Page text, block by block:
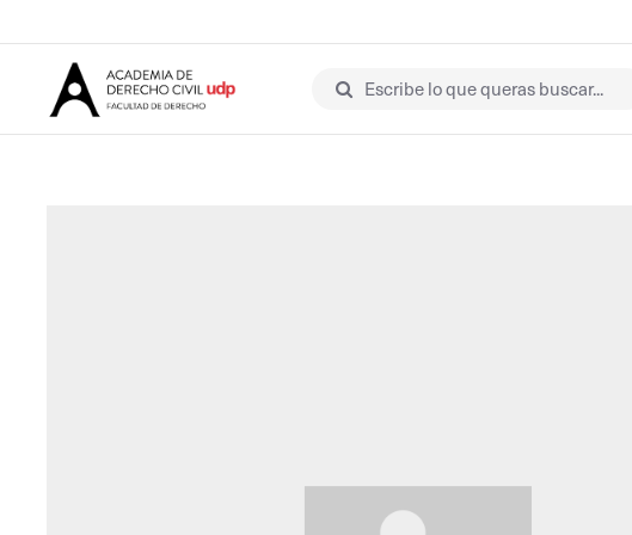
Escribe lo que queras buscar...